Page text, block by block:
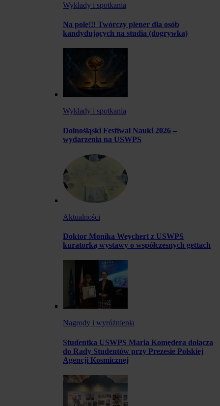
Wykłady i spotkania
Na pole!!! Twórczy plener dla osób
kandydujących na studia (dogrywka)
Wykłady i spotkania
Dolnośląski Festiwal Nauki 2026 –
wydarzenia na USWPS
Aktualności
Doktor Monika Weychert z USWPS
kuratorką wystawy o współczesnych gettach
Nagrody i wyróżnienia
Studentka USWPS Maria Komędera dołącza
do Rady Studentów przy Prezesie Polskiej
Agencji Kosmicznej